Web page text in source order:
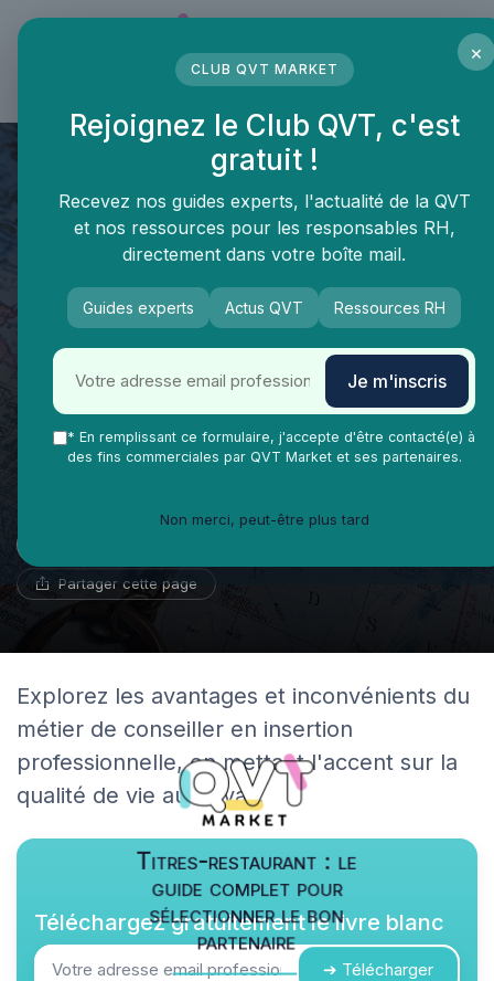
QVT Market Gestion de carrière
Les atouts et défis du métier
de conseiller en insertion
Partager cette page
Explorez les avantages et inconvénients du
métier de conseiller en insertion
professionnelle, en mettant l'accent sur la
qualité de vie au travail.
Titres-restaurant : le
guide complet pour
sélectionner le bon
partenaire
Téléchargez gratuitement le livre blanc
➔ Télécharger
×
CLUB QVT MARKET
Rejoignez le Club QVT, c'est
gratuit !
Recevez nos guides experts, l'actualité de la QVT
et nos ressources pour les responsables RH,
directement dans votre boîte mail.
Guides experts Actus QVT Ressources RH
Je m'inscris
* En remplissant ce formulaire, j'accepte d'être contacté(e) à
des fins commerciales par QVT Market et ses partenaires.
Non merci, peut-être plus tard
Panneau de gestion des cookies